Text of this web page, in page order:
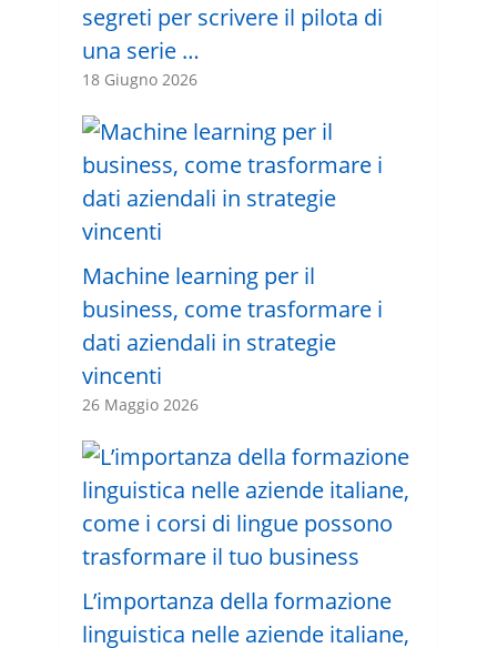
segreti per scrivere il pilota di
una serie …
18 Giugno 2026
Machine learning per il
business, come trasformare i
dati aziendali in strategie
vincenti
26 Maggio 2026
L’importanza della formazione
linguistica nelle aziende italiane,